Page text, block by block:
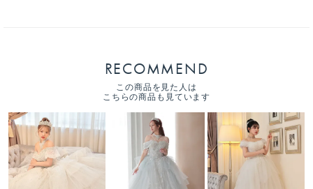
RECOMMEND
この商品を見た人は
こちらの商品も見ています